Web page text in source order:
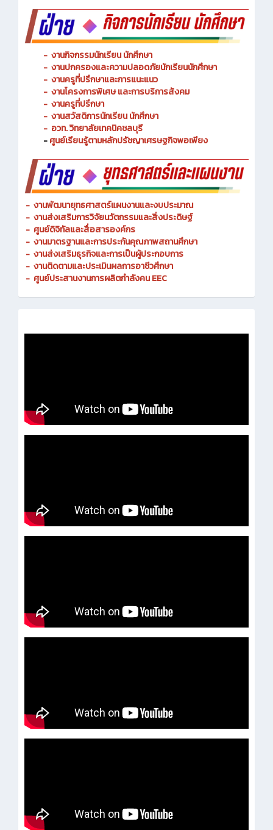
- งานกิจกรรมนักเรียน นักศึกษา
- งานปกครองและความปลอดภัยนักเรียนนักศึกษา
- งานครูที่ปรึกษาและการแนะแนว
- งานโครงการพิเศษ และการบริการสังคม
- งานครูที่ปรึกษา
- งานสวัสดิการนักเรียน นักศึกษา
- อวท. วิทยาลัยเทคนิคชลบุรี
-ศูนย์เรียนรู้ตามหลักปรัชญาเศรษฐกิจพอเพียง
- งานพัฒนายุทธศาสตร์แผนงานและงบประมาณ
- งานส่งเสริมการวิจัยนวัตกรรมและสิ่งประดิษฐ์
- ศูนย์ดิจิทัลและสื่อสารองค์กร
- งานมาตรฐานและการประกันคุณภาพสถานศึกษา
- งานส่งเสริมธุรกิจและการเป็นผู้ประกอบการ
- งานติดตามและประเมินผลการอาชีวศึกษา
- ศูนย์ประสานงานการผลิตกำลังคน EEC